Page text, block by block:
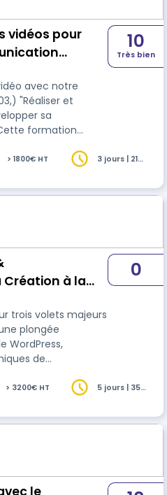
vidéos pour
avec notre
"Réaliser et
sa
formation
vidéos captivantes
vous apprendrez
comment…
10
Très bien
> 1800€ HT
3 jours | 21
Création à la
trois volets majeurs
plongée
WordPress,
de
personnaliser et
0
> 3200€ HT
5 jours | 35
le